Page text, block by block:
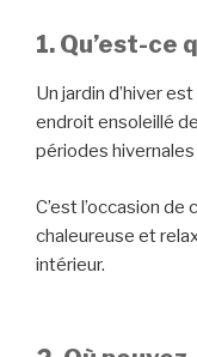
1. Qu’est-ce
Un jardin d’hiver
endroit ensoleillé
périodes
C’est l’occasion
chaleureuse et
intérieur.